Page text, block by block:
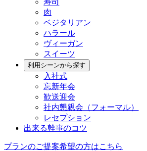
肉
ベジタリアン
ハラール
ヴィーガン
スイーツ
利用シーンから探す
入社式
忘新年会
歓送迎会
社内懇親会（フォーマル）
レセプション
出来る幹事のコツ
プランのご提案希望の方はこちら